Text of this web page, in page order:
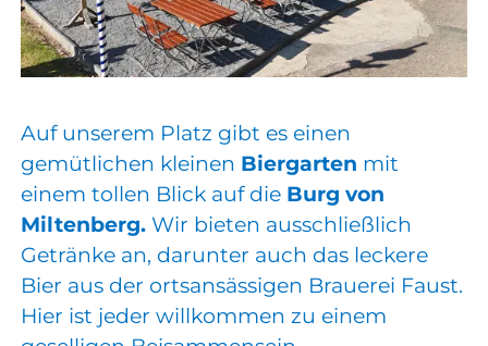
Auf unserem Platz gibt es einen
gemütlichen kleinen Biergarten mit
einem tollen Blick auf die Burg von
Miltenberg. Wir bieten ausschließlich
Getränke an, darunter auch das leckere
Bier aus der ortsansässigen Brauerei Faust.
Hier ist jeder willkommen zu einem